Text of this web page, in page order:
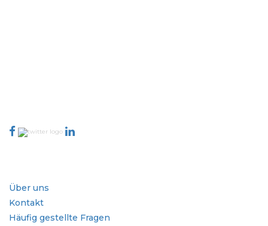
Über uns
Kontakt
Häufig gestellte Fragen